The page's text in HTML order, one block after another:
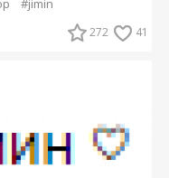
#jimin
272 41